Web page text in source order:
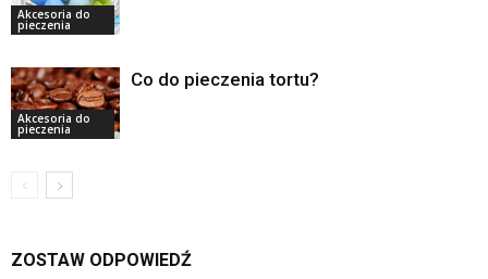
Akcesoria do
pieczenia
Akcesoria do
pieczenia
Co do pieczenia tortu?
ZOSTAW ODPOWIEDŹ